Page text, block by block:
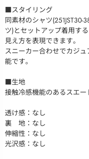
■スタイリング
同素材のシャツ
ツ)とセットアップ着用す
見え方を表現できます。
スニーカー合わせでカジ
能です。
■生地
接触冷感機能のあるスエー
透け感：なし
裏 地：なし
伸縮性：なし
光沢感：なし